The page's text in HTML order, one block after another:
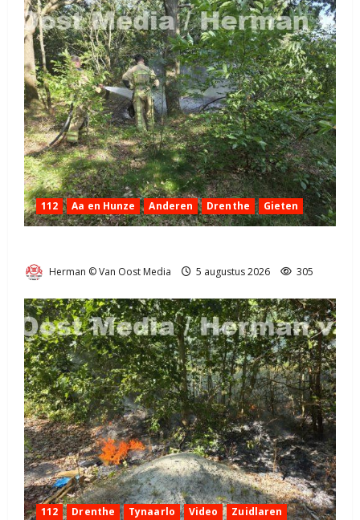
112 Aa en Hunze Anderen Drenthe Gieten
Herman © Van Oost Media 5 augustus 2026 305
112 Drenthe Tynaarlo Video Zuidlaren